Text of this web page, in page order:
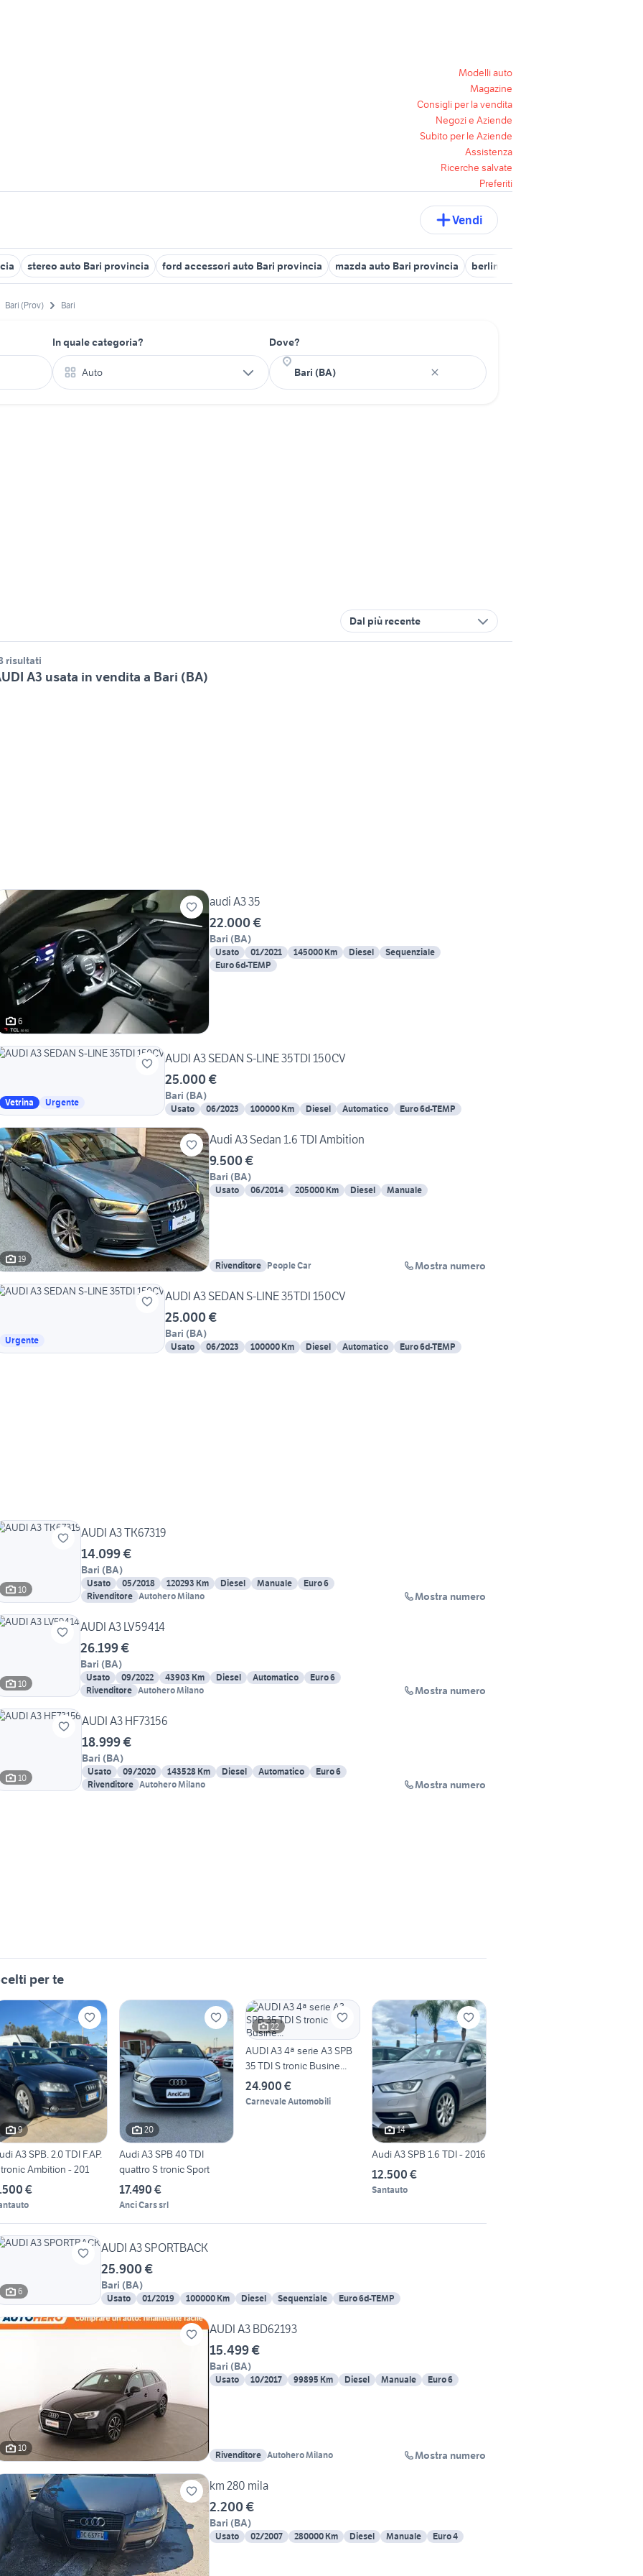
Modelli auto
Magazine
Consigli per la vendita
Negozi e Aziende
Subito per le Aziende
Assistenza
Ricerche salvate
Preferiti
Vendi
stereo auto Bari provincia ford accessori auto Bari provincia mazda auto Bari provincia berlina Bari provincia
Bari (Prov) Bari
In quale categoria?
Auto
Dove?
Dal più recente
risultati
A3 usata in vendita a Bari (BA)
6
audi A3 35
22.000 €
Bari (BA)
Usato 01/2021 145000 Km Diesel
Sequenziale
Euro 6d-TEMP
Vetrina Urgente
AUDI A3 SEDAN S-LINE 35TDI 150CV
25.000 €
Bari (BA)
Usato 06/2023 100000 Km Diesel Automatico Euro 6d-TEMP
19
Audi A3 Sedan 1.6 TDI Ambition
9.500 €
Bari (BA)
Usato 06/2014 205000 Km Diesel Manuale
Rivenditore People Car Mostra numero
Urgente
AUDI A3 SEDAN S-LINE 35TDI 150CV
25.000 €
Bari (BA)
Usato 06/2023 100000 Km Diesel Automatico Euro 6d-TEMP
10
AUDI A3 TK67319
14.099 €
Bari (BA)
Usato 05/2018 120293 Km Diesel Manuale
Euro 6
Rivenditore Autohero Milano Mostra numero
10
AUDI A3 LV59414
26.199 €
Bari (BA)
Usato 09/2022 43903 Km Diesel Automatico
Euro 6
Rivenditore Autohero Milano Mostra numero
10
AUDI A3 HF73156
18.999 €
Bari (BA)
Usato 09/2020 143528 Km Diesel Automatico
Euro 6
Rivenditore Autohero Milano Mostra numero
per te
9
A3 SPB. 2.0 TDI F.AP.
Ambition - 201
€
20
Audi A3 SPB 40 TDI
quattro S tronic Sport
17.490 €
Anci Cars srl
22
AUDI A3 4ª serie A3 SPB
35 TDI S tronic Busine...
24.900 €
Carnevale Automobili
14
Audi A3 SPB 1.6 TDI - 2016
12.500 €
Santauto
6
AUDI A3 SPORTBACK
25.900 €
Bari (BA)
Usato 01/2019 100000 Km Diesel Sequenziale Euro 6d-TEMP
10
AUDI A3 BD62193
15.499 €
Bari (BA)
Usato 10/2017 99895 Km Diesel Manuale Euro 6
Rivenditore Autohero Milano Mostra numero
km 280 mila
2.200 €
Bari (BA)
Usato 02/2007 280000 Km Diesel Manuale Euro 4